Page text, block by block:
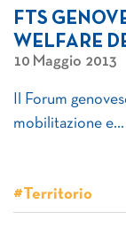
FTS
WELFARE
10 Maggio 2013
Il Forum
mobilitazione e…
#Territorio